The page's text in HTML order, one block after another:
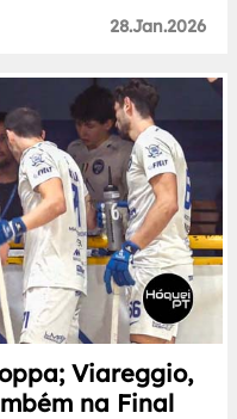
28.Jan.2026
Viareggio,
na Final